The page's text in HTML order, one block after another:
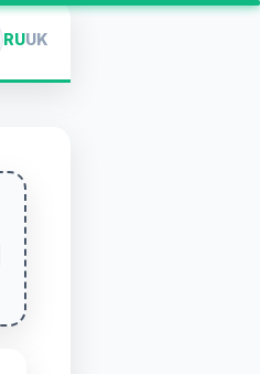
RUUK